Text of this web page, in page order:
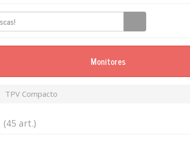
Monitores
TPV Compacto
(45 art.)